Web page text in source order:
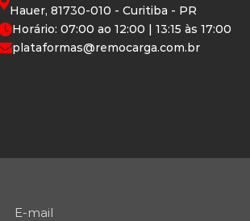
Hauer, 81730-010 - Curitiba - PR
Horário: 07:00 ao 12:00 | 13:15 às 17:00
plataformas@remocarga.com.br